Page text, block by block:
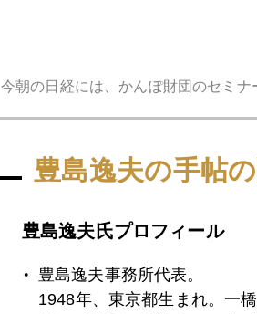
今朝の日経には、かんぽ財団のセミナ
豊島逸夫の手帖
豊島逸夫氏プロフィール
豊島逸夫事務所代表。
1948年、東京都生まれ。一